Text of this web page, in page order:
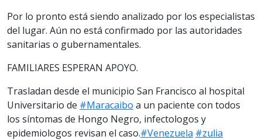
Por lo pronto está siendo analizado por los especialistas
del lugar. Aún no está confirmado por las autoridades
sanitarias o gubernamentales.
FAMILIARES ESPERAN APOYO.
Trasladan desde el municipio San Francisco al hospital
Universitario de #Maracaibo a un paciente con todos
los síntomas de Hongo Negro, infectologos y
epidemiologos revisan el caso.#Venezuela #zulia